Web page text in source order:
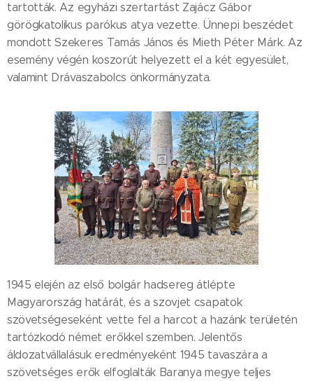
tartották. Az egyházi szertartást Zajácz Gábor
görögkatolikus parókus atya vezette. Ünnepi beszédet
mondott Szekeres Tamás János és Mieth Péter Márk. Az
esemény végén koszorút helyezett el a két egyesület,
valamint Drávaszabolcs önkormányzata.
1945 elején az első bolgár hadsereg átlépte
Magyarország határát, és a szovjet csapatok
szövetségeseként vette fel a harcot a hazánk területén
tartózkodó német erőkkel szemben. Jelentős
áldozatvállalásuk eredményeként 1945 tavaszára a
szövetséges erők elfoglalták Baranya megye teljes